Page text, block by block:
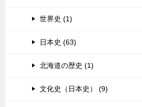
世界史 (1)
日本史 (63)
北海道の歴史 (1)
文化史（日本史） (9)